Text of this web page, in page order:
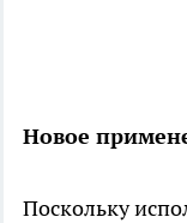
Новое
Поскольку